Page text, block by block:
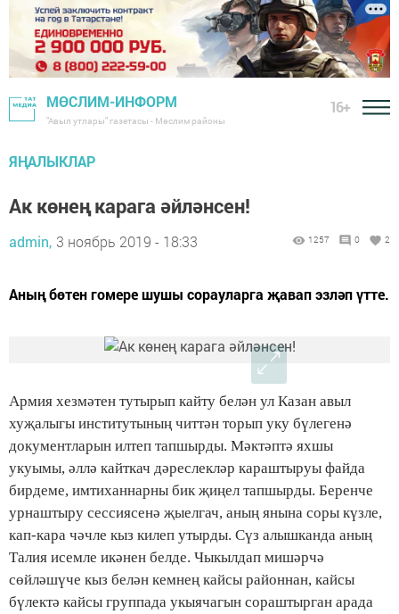
МӨСЛИМ-ИНФОРМ
"Авыл утлары" газетасы - Мөслим районы
16+
ЯҢАЛЫКЛАР
Ак көнең карага әйләнсен!
admin, 3 ноябрь 2019 - 18:33 1257 0 2
Аның бөтен гомере шушы сорауларга җавап эзләп үтте.
Армия хезмәтен тутырып кайту белән ул Казан авыл
хуҗалыгы институтының читтән торып уку бүлегенә
документларын илтеп тапшырды. Мәктәптә яхшы
укуымы, әллә кайткач дәреслекләр караштыруы файда
бирдеме, имтиханнарны бик җиңел тапшырды. Беренче
урнаштыру сессиясенә җыелгач, аның янына соры күзле,
кап-кара чәчле кыз килеп утырды. Сүз алышканда аның
Талия исемле икәнен белде. Чыкылдап мишәрчә
сөйләшүче кыз белән кемнең кайсы районнан, кайсы
бүлектә кайсы группада укыячагын сораштырган арада